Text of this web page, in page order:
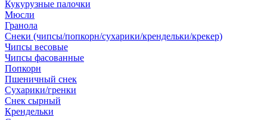
Кукурузные палочки
Мюсли
Гранола
Снеки (чипсы/попкорн/сухарики/крендельки/крекер)
Чипсы весовые
Чипсы фасованные
Попкорн
Пшеничный снек
Сухарики/гренки
Снек сырный
Крендельки